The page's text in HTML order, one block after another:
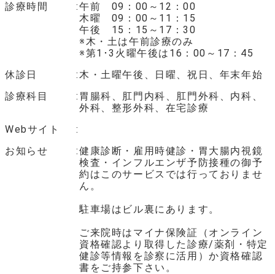
診療時間
午前 09：00～12：00
木曜 09：00～11：15
午後 15：15～17：30
※木・土は午前診療のみ
※第1･3火曜午後は16：00～17：45
休診日
木・土曜午後、日曜、祝日、年末年始
診療科目
胃腸科、肛門内科、肛門外科、内科、
外科、整形外科、在宅診療
Webサイト
お知らせ
健康診断・雇用時健診・胃大腸内視鏡
検査・インフルエンザ予防接種の御予
約はこのサービスでは行っておりませ
ん。
駐車場はビル裏にあります。
ご来院時はマイナ保険証（オンライン
資格確認より取得した診療/薬剤・特定
健診等情報を診察に活用）か資格確認
書をご持参下さい。